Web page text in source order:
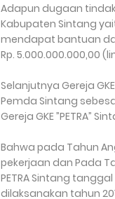
Adapun dugaan
Kabupaten Sintang
mendapat bantuan
Rp. 5.000.000.000,00
Selanjutnya Gereja
Pemda Sintang
Gereja GKE ”PETRA”
Bahwa pada Tahun
pekerjaan dan Pada
PETRA Sintang
dilaksanakan tahun